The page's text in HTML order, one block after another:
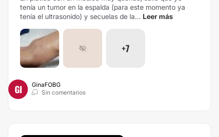
tenía un tumor en la espalda (para este momento ya
tenía el ultrasonido) y secuelas de la... Leer más
+7
GI
GinaFOBG
Sin comentarios